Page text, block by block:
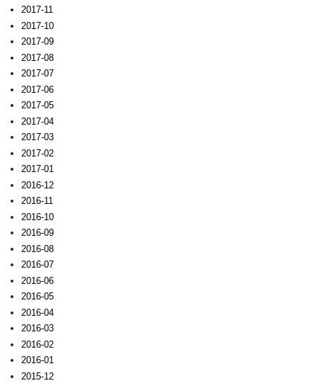
2017-11
2017-10
2017-09
2017-08
2017-07
2017-06
2017-05
2017-04
2017-03
2017-02
2017-01
2016-12
2016-11
2016-10
2016-09
2016-08
2016-07
2016-06
2016-05
2016-04
2016-03
2016-02
2016-01
2015-12